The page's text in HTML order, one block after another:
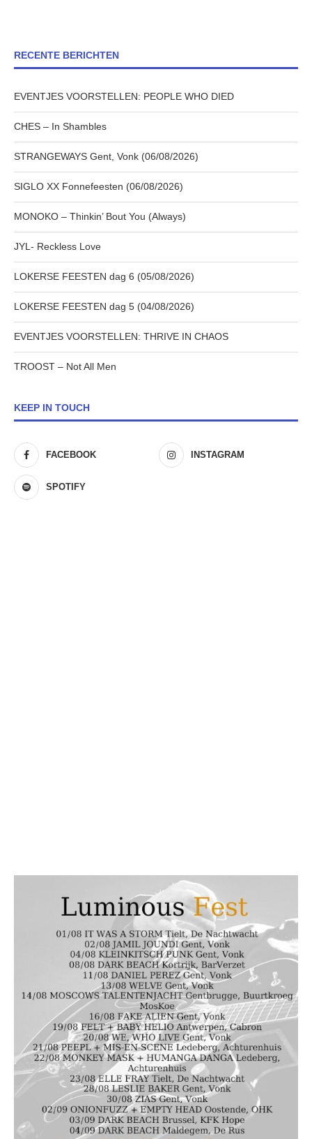
RECENTE BERICHTEN
EVENTJES VOORSTELLEN: PEOPLE WHO DIED
CHES – In Shambles
STRANGEWAYS Gent, Vonk (06/08/2026)
SIGLO XX Fonnefeesten (06/08/2026)
MONOKO – Thinkin’ Bout You (Always)
JYL- Reckless Love
LOKERSE FEESTEN dag 6 (05/08/2026)
LOKERSE FEESTEN dag 5 (04/08/2026)
EVENTJES VOORSTELLEN: THRIVE IN CHAOS
TROOST – Not All Men
KEEP IN TOUCH
FACEBOOK INSTAGRAM
SPOTIFY